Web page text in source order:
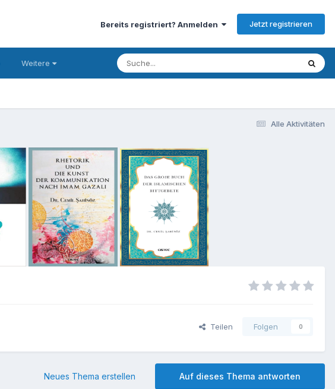
Bereits registriert? Anmelden Jetzt registrieren
Weitere
Alle Aktivitäten
Teilen Folgen 0
Auf dieses Thema antworten
Neues Thema erstellen